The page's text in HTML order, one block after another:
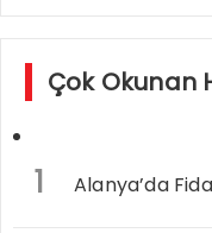
Çok Okunan
1 Alanya’da